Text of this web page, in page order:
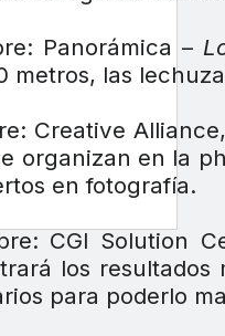
Panorámica –
metros, las
Creative
organizan en la
en fotografía.
CGI Solution
los
para poderlo